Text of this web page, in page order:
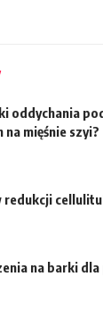
oddychania
mięśnie szyi?
redukcji
na barki